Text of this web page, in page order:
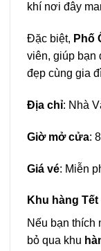
khí nơi đây
Đặc biệt, Phố
viên, giúp bạn
đẹp cùng gia
Địa chỉ: Nhà
Giờ mở cửa:
Giá vé: Miễn
Khu hàng
Nếu bạn thích
bỏ qua khu